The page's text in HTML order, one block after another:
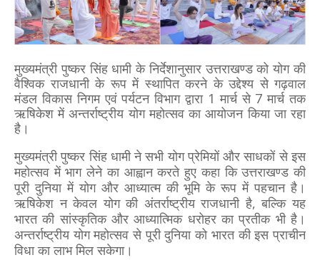
मुख्यमंत्री पुष्कर सिंह धामी के निर्देशानुसार उत्तराखण्ड को योग की
वैश्विक राजधानी के रूप में स्थापित करने के उद्देश्य से गढ़वाल
मंडल विकास निगम एवं पर्यटन विभाग द्वारा 1 मार्च से 7 मार्च तक
ऋषिकेश में अन्तर्राष्ट्रीय योग महोत्सव का आयोजन किया जा रहा
है।
मुख्यमंत्री पुष्कर सिंह धामी ने सभी योग प्रेमियों और साधकों से इस
महोत्सव में भाग लेने का आह्वान करते हुए कहा कि उत्तराखण्ड की
पूरी दुनिया में योग और आध्यात्म की भूमि के रूप में पहचान है।
ऋषिकेश न केवल योग की अंतर्राष्ट्रीय राजधानी है, बल्कि यह
भारत की सांस्कृतिक और आध्यात्मिक धरोहर का प्रतीक भी है।
अन्तर्राष्ट्रीय योग महोत्सव से पूरी दुनिया को भारत की इस प्राचीन
विधा का लाभ मिल सकेगा।